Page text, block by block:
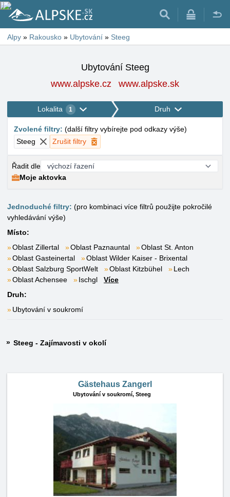
Alpy » Rakousko » Ubytování » Steeg
Ubytování Steeg
www.alpske.cz
www.alpske.sk
Lokalita 1 Druh
Zvolené filtry: (další filtry vybírejte pod odkazy výše)
Steeg
Zrušit filtry
Řadit dle
Moje aktovka
Jednoduché filtry: (pro kombinaci více filtrů použijte pokročilé
vyhledávání výše)
Místo:
Oblast Zillertal
Oblast Paznauntal
Oblast St. Anton
Oblast Gasteinertal
Oblast Wilder Kaiser - Brixental
Oblast Salzburg SportWelt
Oblast Kitzbühel
Lech
Oblast Achensee
Ischgl
Více
Druh:
Ubytování v soukromí
Steeg - Zajímavosti v okolí
Gästehaus Zangerl
Ubytování v soukromí, Steeg